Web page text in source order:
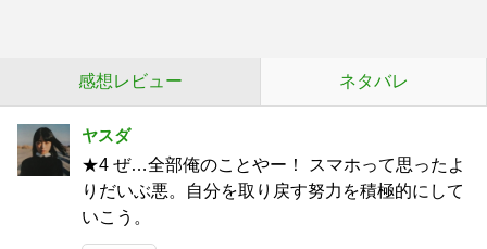
感想レビュー ネタバレ
ヤスダ
★4 ぜ…全部俺のことやー！ スマホって思ったよ
りだいぶ悪。自分を取り戻す努力を積極的にして
いこう。